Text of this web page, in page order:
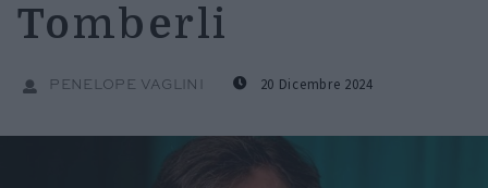
Tomberli
PENELOPE VAGLINI 20 Dicembre 2024